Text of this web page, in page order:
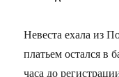
Невеста ехала из
платьем остался в
часа до